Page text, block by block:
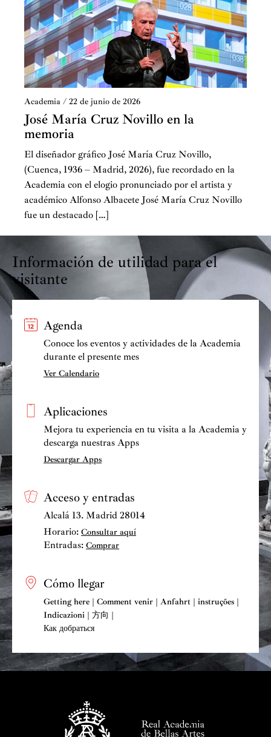
Academia / 22 de junio de 2026
José María Cruz Novillo en la
memoria
El diseñador gráfico José María Cruz Novillo,
(Cuenca, 1936 – Madrid, 2026), fue recordado en la
Academia con el elogio pronunciado por el artista y
académico Alfonso Albacete José María Cruz Novillo
fue un destacado […]
Información de utilidad para el
visitante
Agenda
Conoce los eventos y actividades de la Academia
durante el presente mes
Ver Calendario
Aplicaciones
Mejora tu experiencia en tu visita a la Academia y
descarga nuestras Apps
Descargar Apps
Acceso y entradas
Alcalá 13. Madrid 28014
Horario: Consultar aquí
Entradas: Comprar
Cómo llegar
Getting here | Comment venir | Anfahrt | instruções |
Indicazioni | 方向 |
Как добраться